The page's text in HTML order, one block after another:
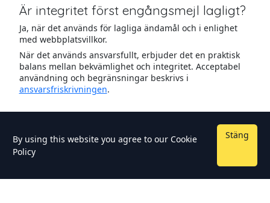
Är integritet först engångsmejl lagligt?
Ja, när det används för lagliga ändamål och i enlighet
med webbplatsvillkor.
När det används ansvarsfullt, erbjuder det en praktisk
balans mellan bekvämlighet och integritet. Acceptabel
användning och begränsningar beskrivs i
ansvarsfriskrivningen.
By using this website you agree to our Cookie
Policy
Stäng